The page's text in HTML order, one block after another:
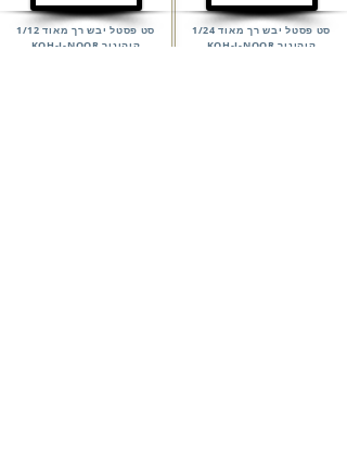
סט פסטל יבש רך מאוד 1/24
קוהינור KOH-I-NOOR
סט פסטל יבש רך מאוד 1/12
קוהינור KOH-I-NOOR